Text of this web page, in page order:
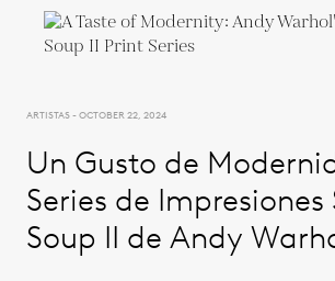
ARTISTAS - OCTOBER 22, 2024
Un Gusto de
Series de Impresiones
Soup II de Andy